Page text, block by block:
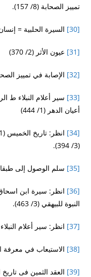
تمييز الصحابة (8/ 157).
[30] السيرة الحلبية =
[31] عيون الأثر (2/ 370)
[32] الإصابة في تمييز الصحابة
[33]
أعيان الدهر (1/ 444)
[34]
(3/ 394).
[35] سلم الوصول إلى طبقات
[36]
النبوة للبيهقي (3/ 463).
[37] انظر: سير أعلام النبلاء ط
[38] الاستيعاب في معرفة
[39] العقد الثمين فى تاريخ